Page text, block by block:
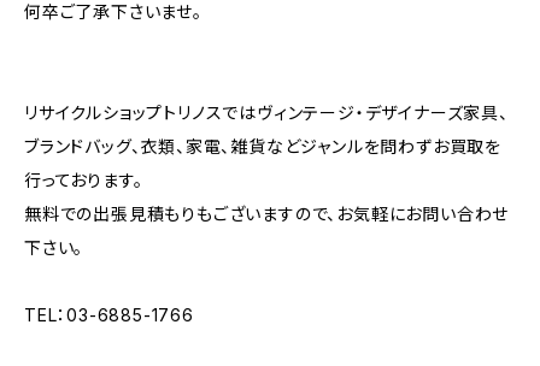
何卒ご了承下さいませ。
リサイクルショップトリノスではヴィンテージ・デザイナーズ家具、
ブランドバッグ、衣類、家電、雑貨などジャンルを問わずお買取を
行っております。
無料での出張見積もりもございますので、お気軽にお問い合わせ
下さい。
TEL：03-6885-1766